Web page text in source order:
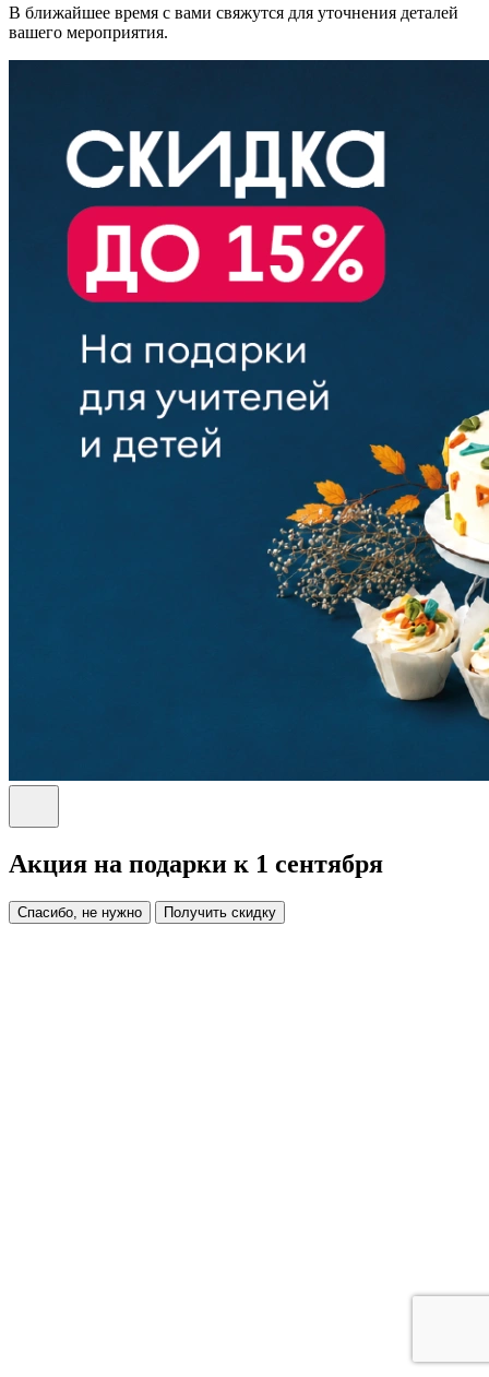
В ближайшее время с вами свяжутся для уточнения деталей
вашего мероприятия.
Акция на подарки к 1 сентября
Спасибо, не нужно Получить скидку